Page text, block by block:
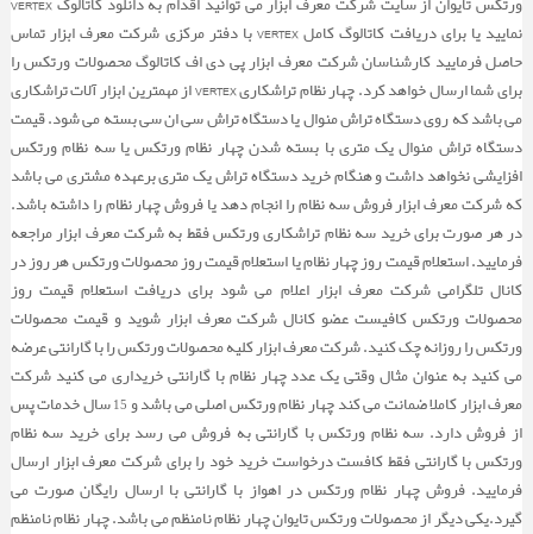
پول استاد
پایه کلت
نمایید یا برای دریافت کاتالوگ کامل VERTEX با دفتر مرکزی شرکت معرف ابزار تماس
حاصل فرمایید کارشناسان شرکت معرف ابزار پی دی اف کاتالوگ محصولات ورتکس را
برای شما ارسال خواهد کرد. چهار نظام تراشکاری VERTEX از مهمترین ابزار آلات تراشکاری
می باشد که روی دستگاه تراش منوال یا دستگاه تراش سی ان سی بسته می شود. قیمت
دستگاه تراش منوال یک متری با بسته شدن چهار نظام ورتکس یا سه نظام ورتکس
افزایشی نخواهد داشت و هنگام خرید دستگاه تراش یک متری برعهده مشتری می باشد
که شرکت معرف ابزار فروش سه نظام را انجام دهد یا فروش چهار نظام را داشته باشد.
در هر صورت برای خرید سه نظام تراشکاری ورتکس فقط به شرکت معرف ابزار مراجعه
فرمایید. استعلام قیمت روز چهار نظام یا استعلام قیمت روز محصولات ورتکس هر روز در
کانال تلگرامی شرکت معرف ابزار اعلام می شود برای دریافت استعلام قیمت روز
محصولات ورتکس کافیست عضو کانال شرکت معرف ابزار شوید و قیمت محصولات
ورتکس را روزانه چک کنید. شرکت معرف ابزار کلیه محصولات ورتکس را با گارانتی عرضه
می کنید به عنوان مثال وقتی یک عدد چهار نظام با گارانتی خریداری می کنید شرکت
معرف ابزار کاملا ضمانت می کند چهار نظام ورتکس اصلی می باشد و 15 سال خدمات پس
از فروش دارد. سه نظام ورتکس با گارانتی به فروش می رسد برای خرید سه نظام
ورتکس با گارانتی فقط کافست درخواست خرید خود را برای شرکت معرف ابزار ارسال
فرمایید. فروش چهار نظام ورتکس در اهواز با گارانتی با ارسال رایگان صورت می
گیرد.یکی دیگر از محصولات ورتکس تایوان چهار نظام نامنظم می باشد. چهار نظام نامنظم